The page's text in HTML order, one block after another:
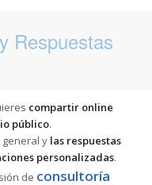
Respuestas
compartir online
público.
y las respuestas
personalizadas.
de consultoría